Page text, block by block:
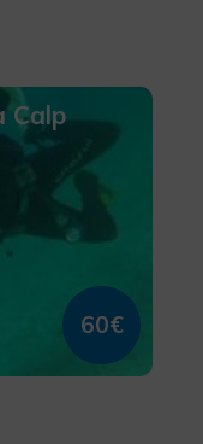
Calp
60€